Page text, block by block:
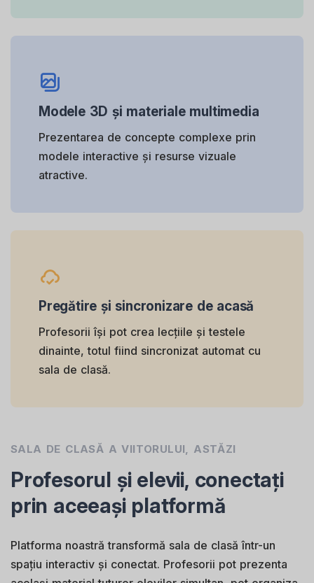
Modele 3D și materiale multimedia
Prezentarea de concepte complexe prin
modele interactive și resurse vizuale
atractive.
Pregătire și sincronizare de acasă
Profesorii își pot crea lecțiile și testele
dinainte, totul fiind sincronizat automat cu
sala de clasă.
SALA DE CLASĂ A VIITORULUI, ASTĂZI
Profesorul și elevii, conectați
prin aceeași platformă
Platforma noastră transformă sala de clasă într-un
spațiu interactiv și conectat. Profesorii pot prezenta